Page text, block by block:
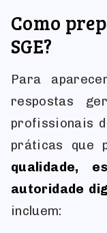
Como
SGE?
Para
respostas
profissionais
práticas que
qualidade,
autoridade
incluem: